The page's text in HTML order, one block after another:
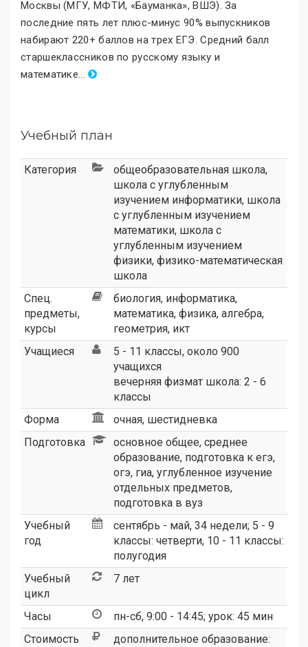
Москвы (МГУ, МФТИ, «Бауманка», ВШЭ). За
последние пять лет плюс-минус 90% выпускников
набирают 220+ баллов на трех ЕГЭ. Средний балл
старшеклассников по русскому языку и
математике...
Учебный план
Категория общеобразовательная школа,
школа с углубленным
изучением информатики, школа
с углубленным изучением
математики, школа с
углубленным изучением
физики, физико-математическая
школа
Спец.
предметы,
курсы
биология, информатика,
математика, физика, алгебра,
геометрия, икт
Учащиеся
5 - 11 классы, около 900
учащихся
вечерняя физмат школа: 2 - 6
классы
Форма
очная, шестидневка
Подготовка
основное общее, среднее
образование, подготовка к егэ,
огэ, гиа, углубленное изучение
отдельных предметов,
подготовка в вуз
Учебный
год
сентябрь - май, 34 недели; 5 - 9
классы: четверти, 10 - 11 классы:
полугодия
Учебный
цикл
7 лет
Часы
пн-сб, 9:00 - 14:45; урок: 45 мин
Стоимость
дополнительное образование: